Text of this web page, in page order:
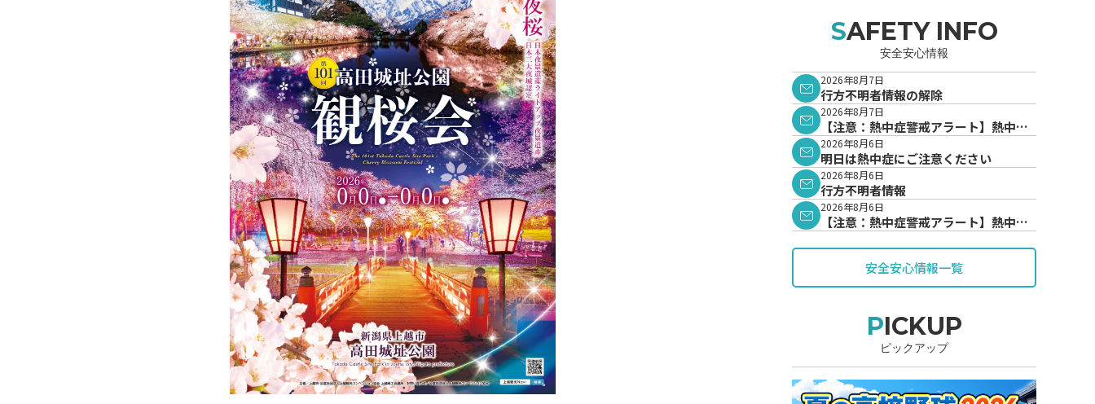
SAFETY INFO
安全安心情報
2026年8月7日
行方不明者情報の解除
2026年8月7日
【注意：熱中症警戒アラート】熱中症
警戒アラートが発表されています。
2026年8月6日
明日は熱中症にご注意ください
2026年8月6日
行方不明者情報
2026年8月6日
【注意：熱中症警戒アラート】熱中症
安全安心情報一覧
PICKUP
ピックアップ